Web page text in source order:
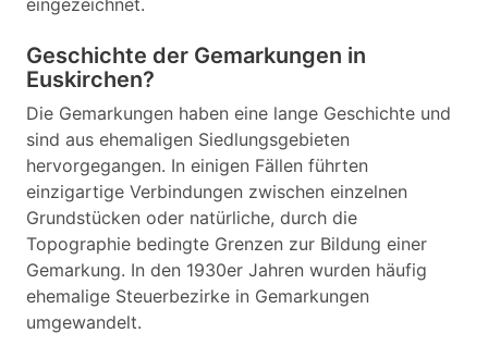
eingezeichnet.
Geschichte der Gemarkungen in
Euskirchen?
Die Gemarkungen haben eine lange Geschichte und
sind aus ehemaligen Siedlungsgebieten
hervorgegangen. In einigen Fällen führten
einzigartige Verbindungen zwischen einzelnen
Grundstücken oder natürliche, durch die
Topographie bedingte Grenzen zur Bildung einer
Gemarkung. In den 1930er Jahren wurden häufig
ehemalige Steuerbezirke in Gemarkungen
umgewandelt.